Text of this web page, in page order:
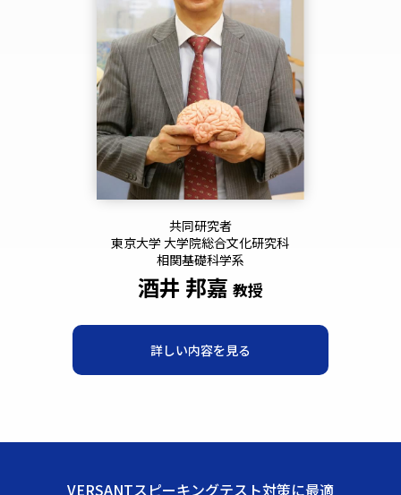
共同研究者
東京大学 大学院総合文化研究科
相関基礎科学系
酒井 邦嘉 教授
詳しい内容を見る
VERSANTスピーキングテスト対策に最適